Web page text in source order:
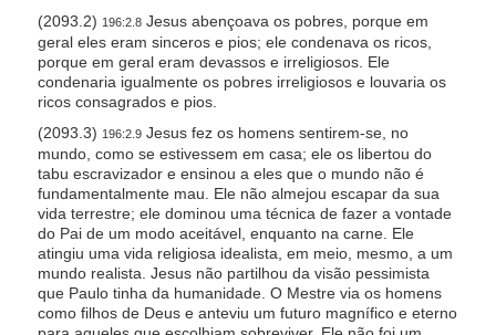
(2093.2) 196:2.8Jesus abençoava os pobres, porque em
geral eles eram sinceros e pios; ele condenava os ricos,
porque em geral eram devassos e irreligiosos. Ele
condenaria igualmente os pobres irreligiosos e louvaria os
ricos consagrados e pios.
(2093.3) 196:2.9Jesus fez os homens sentirem-se, no
mundo, como se estivessem em casa; ele os libertou do
tabu escravizador e ensinou a eles que o mundo não é
fundamentalmente mau. Ele não almejou escapar da sua
vida terrestre; ele dominou uma técnica de fazer a vontade
do Pai de um modo aceitável, enquanto na carne. Ele
atingiu uma vida religiosa idealista, em meio, mesmo, a um
mundo realista. Jesus não partilhou da visão pessimista
que Paulo tinha da humanidade. O Mestre via os homens
como filhos de Deus e anteviu um futuro magnífico e eterno